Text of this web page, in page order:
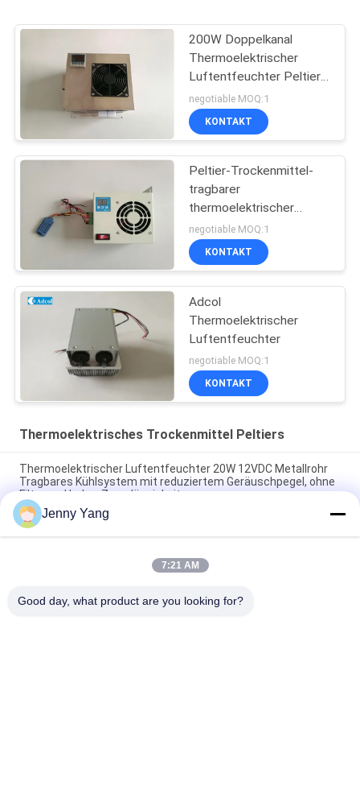
200W Doppelkanal
Thermoelektrischer
Luftentfeuchter Peltier-
Kondensator
negotiable MOQ:1
KONTAKT
Peltier-Trockenmittel-
tragbarer
thermoelektrischer
Kondensator,
Nennleistung 35W
negotiable MOQ:1
KONTAKT
Adcol
Thermoelektrischer
Luftentfeuchter
negotiable MOQ:1
KONTAKT
Thermoelektrisches Trockenmittel Peltiers
Thermoelektrischer Luftentfeuchter 20W 12VDC Metallrohr
Tragbares Kühlsystem mit reduziertem Geräuschpegel, ohne
Filter und hoher Zuverlässigkeit
50W Einrohr-Thermoelektrischer Entfeuchter
35W Peltier-Thermoelektrischer Luftentfeuchter, tragbare
Einkanal-Einheit mit SUS 304 Wärmetauscher und präziser
Jenny Yang
7:21 AM
Good day, what product are you looking for?